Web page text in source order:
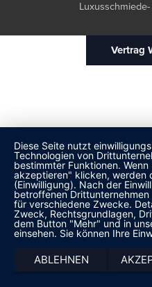
Vertrag
Diese Seite nutzt
Technologien von
bestimmter Funktionen.
akzeptieren" klicken, werden
(Einwilligung). Nach der
betroffenen
für verschiedene Zwecke.
Zweck, Rechtsgrundlagen,
dem Button "Mehr" und in
einsehen. Sie können Ihre
ABLEHNEN